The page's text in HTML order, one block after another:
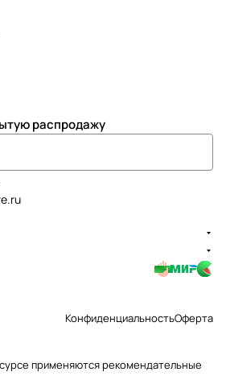
распродажу
КонфиденциальностьОферта
применяютсярекомендательные